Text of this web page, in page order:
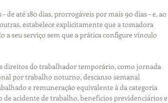
até 180 dias, prorrogáveis por mais 90 dias – e, ao
estabelece explicitamente que a tomadora
seu serviço sem que a prática configure vínculo
direitos do trabalhador temporário, como jornada
por trabalho noturno, descanso semanal
e remuneração equivalente à da categoria
acidente de trabalho, benefícios previdenciários e